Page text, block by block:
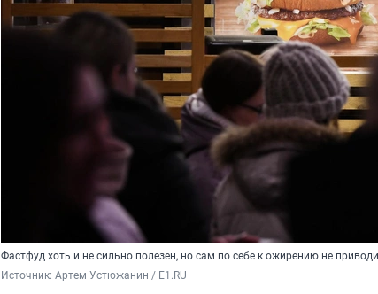
Фастфуд хоть и не сильно полезен, но сам по себе к ожирению не
Источник: Артем Устюжанин / E1.RU